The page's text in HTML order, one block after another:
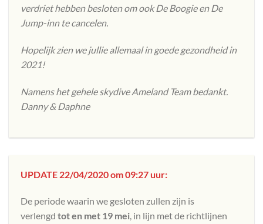
verdriet hebben besloten om ook De Boogie en De
Jump-inn te cancelen.
Hopelijk zien we jullie allemaal in goede gezondheid in
2021!
Namens het gehele skydive Ameland Team bedankt.
Danny & Daphne
UPDATE 22/04/2020 om 09:27 uur:
De periode waarin we gesloten zullen zijn is
verlengd tot en met 19 mei, in lijn met de richtlijnen